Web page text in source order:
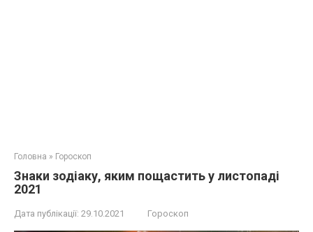
Головна » Гороскоп
Знаки зодіаку, яким пощастить у листопаді
2021
Дата публікації: 29.10.2021 Гороскоп